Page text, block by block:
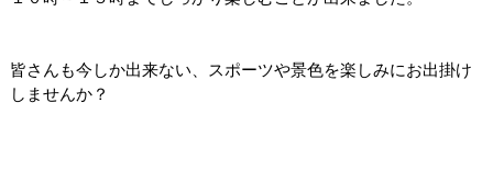
皆さんも今しか出来ない、スポーツや景色を楽しみにお出掛け
しませんか？